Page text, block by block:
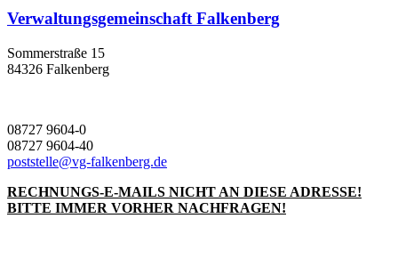
Verwaltungsgemeinschaft Falkenberg
Sommerstraße 15
84326 Falkenberg
08727 9604-0
08727 9604-40
poststelle@vg-falkenberg.de
RECHNUNGS-E-MAILS NICHT AN DIESE ADRESSE!
BITTE IMMER VORHER NACHFRAGEN!